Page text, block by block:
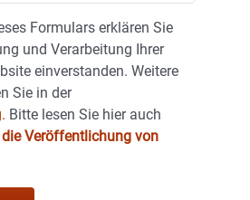
Formulars erklären Sie
und Verarbeitung Ihrer
einverstanden. Weitere
Sie in der
Bitte lesen Sie hier auch
Veröffentlichung von